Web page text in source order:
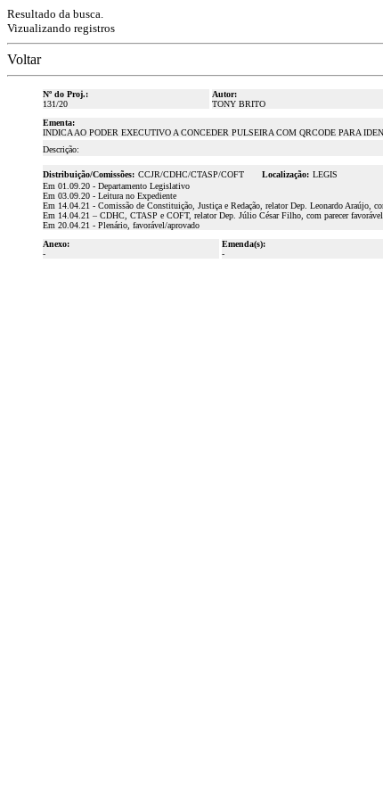
Resultado da busca.
Vizualizando registros
Voltar
Nº do Proj.:
131/20
Autor:
TONY BRITO
Ementa:
INDICA AO PODER EXECUTIVO A CONCEDER PULSEIRA COM QRCODE PARA
Descrição:
Distribuição/Comissões: CCJR/CDHC/CTASP/COFT Localização: LEGIS
Em 01.09.20 - Departamento Legislativo
Em 03.09.20 - Leitura no Expediente
Em 14.04.21 - Comissão de Constituição, Justiça e Redação, relator Dep. Leonardo Araújo,
Em 14.04.21 – CDHC, CTASP e COFT, relator Dep. Júlio César Filho, com parecer
Em 20.04.21 - Plenário, favorável/aprovado
Anexo:
-
Emenda(s):
-